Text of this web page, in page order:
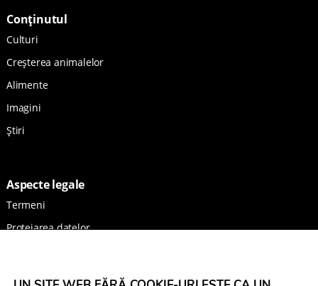
Conținutul
Culturi
Creșterea animalelor
Alimente
Imagini
Știri
Aspecte legale
Termeni
Protejarea datelor